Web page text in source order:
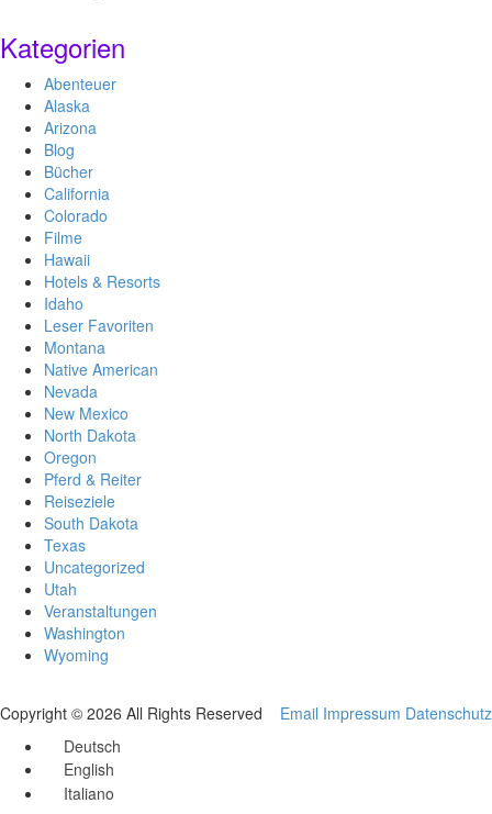
Kategorien
Abenteuer
Alaska
Arizona
Blog
Bücher
California
Colorado
Filme
Hawaii
Hotels & Resorts
Idaho
Leser Favoriten
Montana
Native American
Nevada
New Mexico
North Dakota
Oregon
Pferd & Reiter
Reiseziele
South Dakota
Texas
Uncategorized
Utah
Veranstaltungen
Washington
Wyoming
Copyright © 2026 All Rights Reserved Email Impressum Datenschutz
Deutsch
English
Italiano